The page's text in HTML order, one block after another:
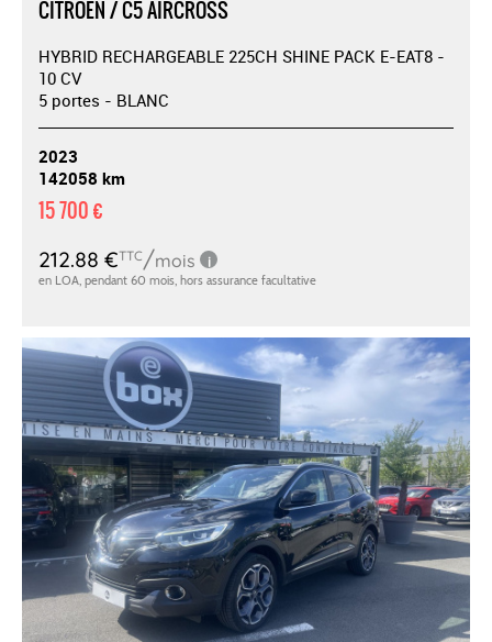
CITROEN / C5 AIRCROSS
HYBRID RECHARGEABLE 225CH SHINE PACK E-EAT8 -
10 CV
5 portes - BLANC
2023
142058 km
15 700 €